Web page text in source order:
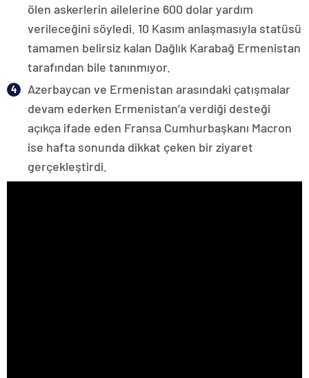
ölen askerlerin ailelerine 600 dolar yardım
verileceğini söyledi. 10 Kasım anlaşmasıyla statüsü
tamamen belirsiz kalan Dağlık Karabağ Ermenistan
tarafından bile tanınmıyor.
Azerbaycan ve Ermenistan arasındaki çatışmalar
devam ederken Ermenistan’a verdiği desteği
açıkça ifade eden Fransa Cumhurbaşkanı Macron
ise hafta sonunda dikkat çeken bir ziyaret
gerçekleştirdi.